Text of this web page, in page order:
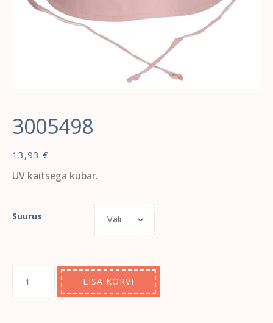
3005498
13,93 €
UV kaitsega kübar.
Suurus
LISA KORVI